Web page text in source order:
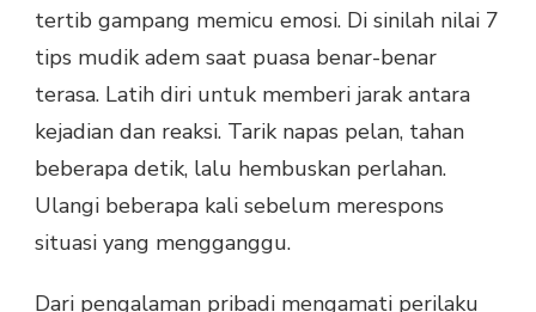
tertib gampang memicu emosi. Di sinilah nilai 7
tips mudik adem saat puasa benar-benar
terasa. Latih diri untuk memberi jarak antara
kejadian dan reaksi. Tarik napas pelan, tahan
beberapa detik, lalu hembuskan perlahan.
Ulangi beberapa kali sebelum merespons
situasi yang mengganggu.
Dari pengalaman pribadi mengamati perilaku